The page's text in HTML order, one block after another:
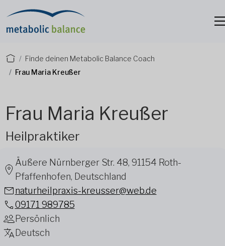
Finde deinen Metabolic Balance Coach
Frau Maria Kreußer
Frau Maria Kreußer
Heilpraktiker
Äußere Nürnberger Str. 48, 91154 Roth-
Pfaffenhofen, Deutschland
naturheilpraxis-kreusser@web.de
09171 989785
Persönlich
Deutsch